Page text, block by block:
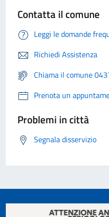
Contatta il comune
Leggi le domande
Richiedi Assistenza
Chiama il comune
Prenota un
Problemi in città
Segnala disservizio